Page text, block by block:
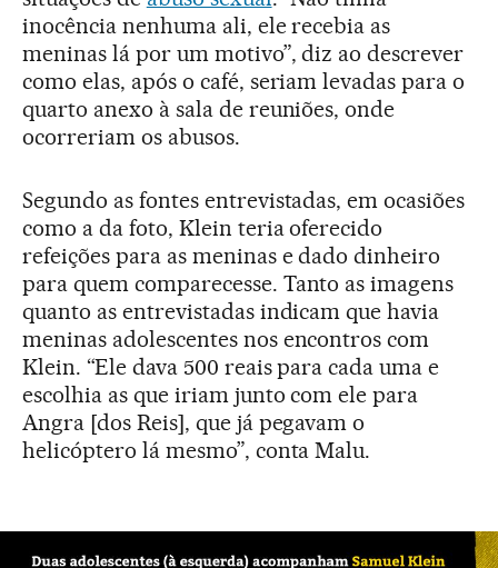
inocência nenhuma ali, ele recebia as
meninas lá por um motivo”, diz ao descrever
como elas, após o café, seriam levadas para o
quarto anexo à sala de reuniões, onde
ocorreriam os abusos.
Segundo as fontes entrevistadas, em ocasiões
como a da foto, Klein teria oferecido
refeições para as meninas e dado dinheiro
para quem comparecesse. Tanto as imagens
quanto as entrevistadas indicam que havia
meninas adolescentes nos encontros com
Klein. “Ele dava 500 reais para cada uma e
escolhia as que iriam junto com ele para
Angra [dos Reis], que já pegavam o
helicóptero lá mesmo”, conta Malu.